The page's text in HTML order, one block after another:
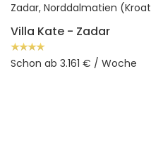
Villa Kate - Zadar
Schon ab 3.161 € / Woche